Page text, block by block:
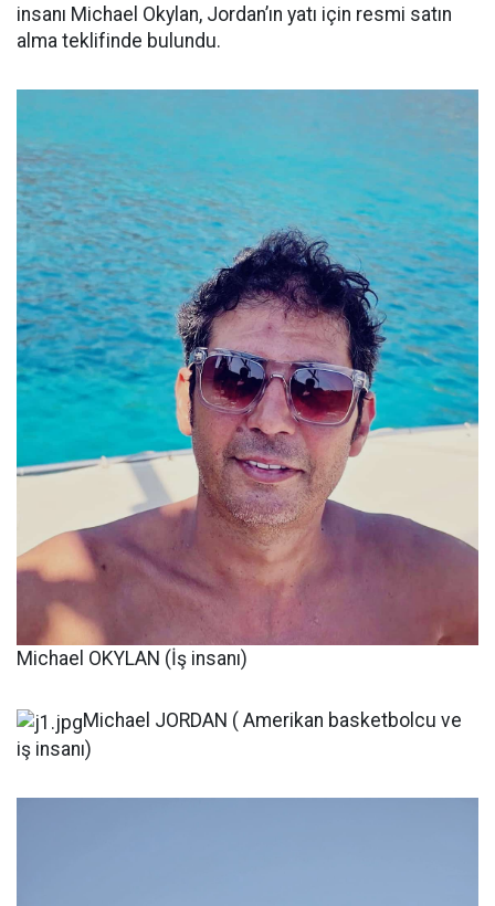
insanı Michael Okylan, Jordan’ın yatı için resmi satın
alma teklifinde bulundu.
Michael OKYLAN (İş insanı)
Michael JORDAN ( Amerikan basketbolcu ve
iş insanı)